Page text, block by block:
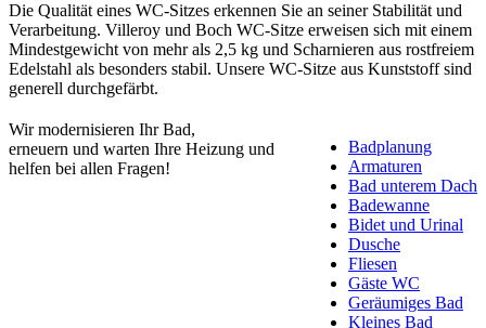
Die Qualität eines WC-Sitzes erkennen Sie an seiner Stabilität und
Verarbeitung. Villeroy und Boch WC-Sitze erweisen sich mit einem
Mindestgewicht von mehr als 2,5 kg und Scharnieren aus rostfreiem
Edelstahl als besonders stabil. Unsere WC-Sitze aus Kunststoff sind
generell durchgefärbt.
Badplanung
Armaturen
Bad unterem Dach
Badewanne
Bidet und Urinal
Dusche
Fliesen
Gäste WC
Geräumiges Bad
Kleines Bad
Wir modernisieren Ihr Bad,
erneuern und warten Ihre Heizung und
helfen bei allen Fragen!